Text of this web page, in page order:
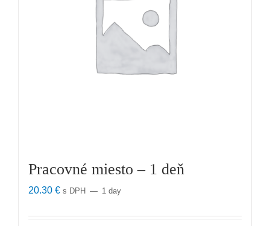
Pracovné miesto – 1 deň
20.30 € s DPH 1 day